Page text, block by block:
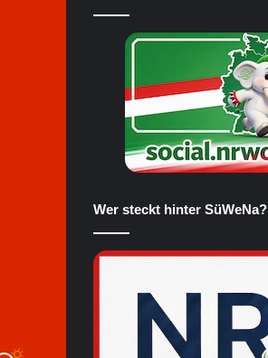
Wer steckt hinter SüWeNa?